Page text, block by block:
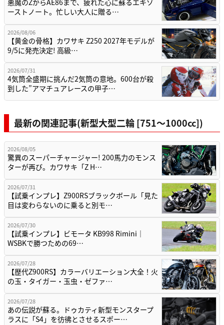
悪魔のZからAE86まで、疲れた心に蘇るエキゾ
ーストノート。忙しい大人に贈る…
2026/08/06
【黄金の骨格】カワサキ Z250 2027年モデルが
9/5に発売決定! 高級…
2026/07/31
4気筒全盛期に挑んだ2気筒の意地。600台が殺
到した”アマチュアレースの甲子…
最新の関連記事(新型大型二輪 [751〜1000cc])
2026/08/05
驚異のスーパーチャージャー! 200馬力のモンス
ターが再び。カワサキ「Z H…
2026/07/31
【試乗インプレ】Z900RSブラックボール「見た
目は変わらないのに乗ると別モ…
2026/07/30
【試乗インプレ】ビモータ KB998 Rimini｜
WSBKで勝つための69…
2026/07/28
【歴代Z900RS】カラーバリエーション大全！火
の玉・タイガー・玉虫・ゼファ…
2026/07/28
あの伝説が蘇る。ドゥカティ新型モンスタープ
ラスに「S4」を彷彿とさせるスポー…